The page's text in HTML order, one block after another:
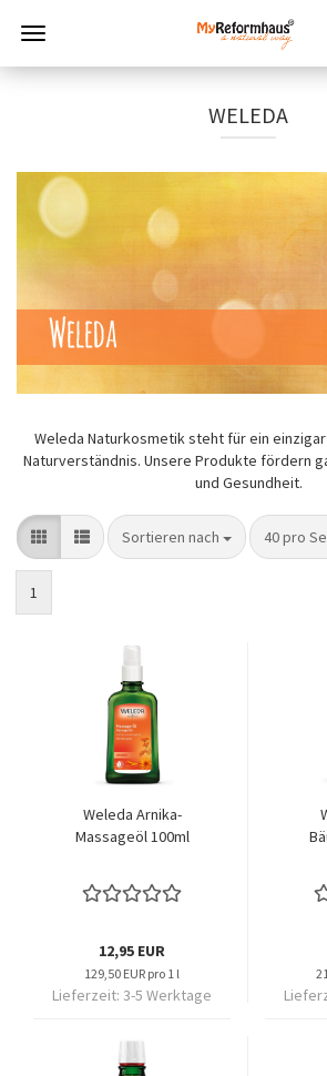
WELEDA
Weleda Naturkosmetik steht für ein
Naturverständnis. Unsere Produkte fördern
und Gesundheit.
Sortieren nach
Sortieren nach 40 pro
pro Seite
1
Weleda Arnika-
Massageöl 100ml
12,95 EUR
129,50 EUR pro 1 l
Lieferzeit: 3-5 Werktage